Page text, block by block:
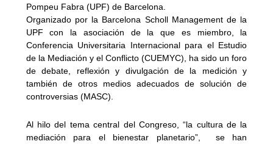
Pompeu Fabra (UPF) de Barcelona.
Organizado por la Barcelona Scholl Management de la
UPF con la asociación de la que es miembro, la
Conferencia Universitaria Internacional para el Estudio
de la Mediación y el Conflicto (CUEMYC), ha sido un foro
de debate, reflexión y divulgación de la medición y
también de otros medios adecuados de solución de
controversias (MASC).
Al hilo del tema central del Congreso, “la cultura de la
mediación para el bienestar planetario”, se han